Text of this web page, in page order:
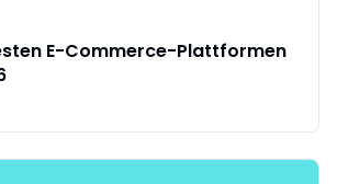
E-Commerce-Plattformen